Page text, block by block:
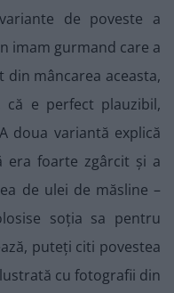
de poveste a
imam gurmand care a
din mâncarea aceasta,
e perfect plauzibil,
doua variantă explică
era foarte zgârcit și a
de ulei de măsline –
soția sa pentru
puteți citi povestea
cu fotografii din